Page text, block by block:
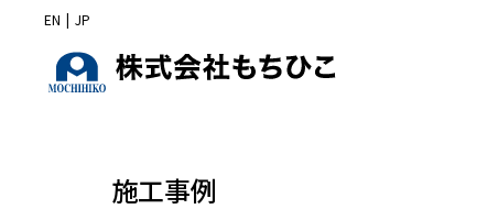
EN | JP
施工事例